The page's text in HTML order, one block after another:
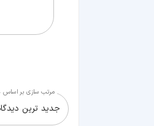
مرتب سازی بر اساس
جدید ترین